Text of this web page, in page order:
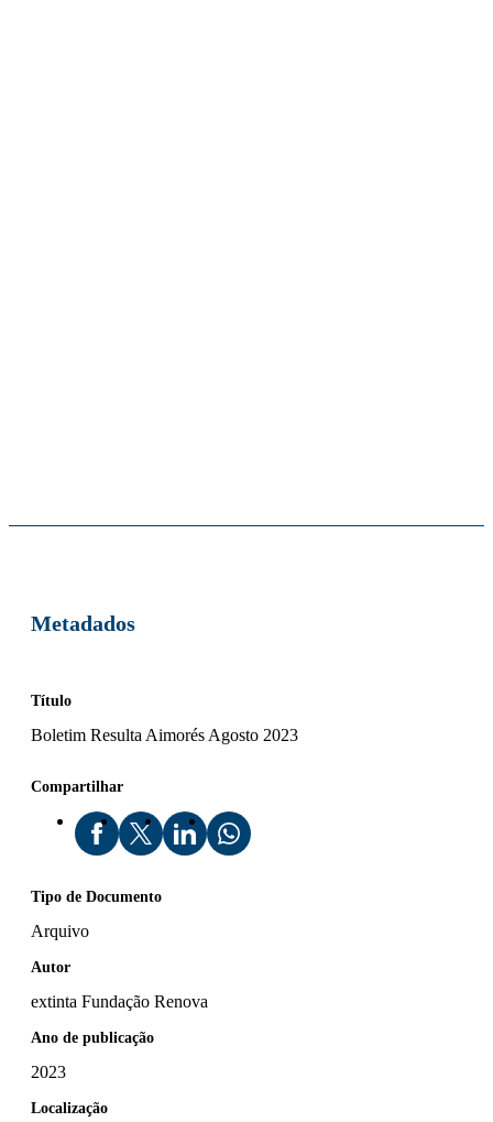
Metadados
Título
Boletim Resulta Aimorés Agosto 2023
Compartilhar
Tipo de Documento
Arquivo
Autor
extinta Fundação Renova
Ano de publicação
2023
Localização